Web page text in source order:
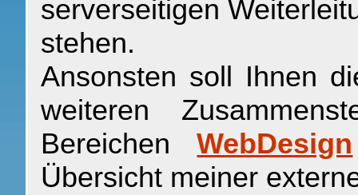
serverseitigen
stehen.
Ansonsten soll Ihnen
weiteren
BereichenWebDesign
Übersicht meiner